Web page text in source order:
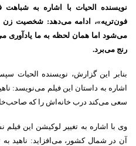
نویسنده الحیات با اشاره به
فون‌تریه»، ادامه می‌دهد: شخصیت زن
می‌شود اما همان لحظه به ما یادآوری
رنج می‌برد.
بنابر این گزارش، نویسنده الحیات
اشاره به داستان این فیلم می‌نویسد:
سعی می‌کند درب خانه‌اش را که
وی با اشاره به تغییر لوکیشن این
آن در شمال کشور، می‌افزاید: ناهید